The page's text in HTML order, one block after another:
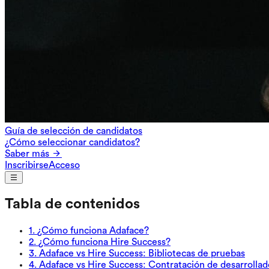
Guía de selección de candidatos
¿Cómo seleccionar candidatos?
Saber más
InscribirseAcceso
Tabla de contenidos
1 . ¿Cómo funciona Adaface?
2. ¿Cómo funciona Hire Success?
3. Adaface vs Hire Success: Bibliotecas de pruebas
4. Adaface vs Hire Success: Contratación de